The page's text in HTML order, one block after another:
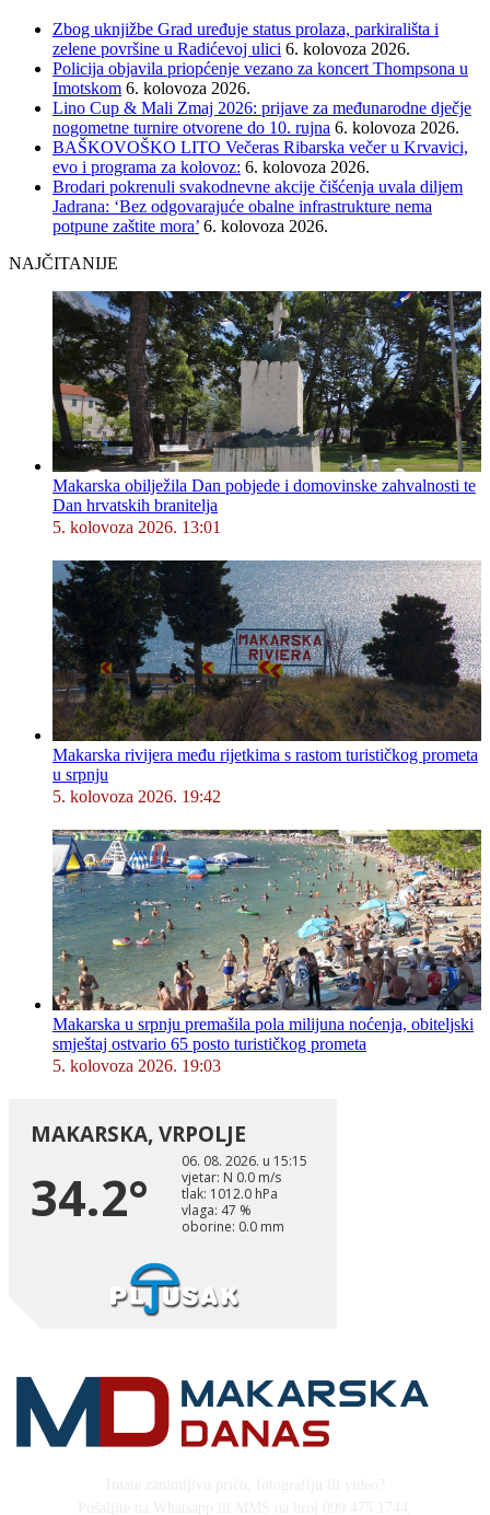
Zbog uknjižbe Grad uređuje status prolaza, parkirališta i
zelene površine u Radićevoj ulici 6. kolovoza 2026.
Policija objavila priopćenje vezano za koncert Thompsona u
Imotskom 6. kolovoza 2026.
Lino Cup & Mali Zmaj 2026: prijave za međunarodne dječje
nogometne turnire otvorene do 10. rujna 6. kolovoza 2026.
BAŠKOVOŠKO LITO Večeras Ribarska večer u Krvavici,
evo i programa za kolovoz: 6. kolovoza 2026.
Brodari pokrenuli svakodnevne akcije čišćenja uvala diljem
Jadrana: ‘Bez odgovarajuće obalne infrastrukture nema
potpune zaštite mora’ 6. kolovoza 2026.
NAJČITANIJE
Makarska obilježila Dan pobjede i domovinske zahvalnosti te
Dan hrvatskih branitelja
5. kolovoza 2026. 13:01
Makarska rivijera među rijetkima s rastom turističkog prometa
u srpnju
5. kolovoza 2026. 19:42
Makarska u srpnju premašila pola milijuna noćenja, obiteljski
smještaj ostvario 65 posto turističkog prometa
5. kolovoza 2026. 19:03